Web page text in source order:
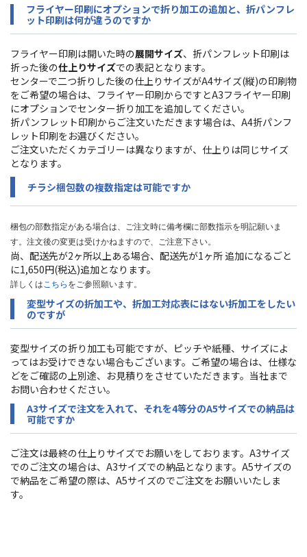
フライヤー印刷にオプションで折り加工の追加と、折パンフレ
ット印刷は何が違うのですか
フライヤー印刷は開いた時の展開サイズ、折パンフレット印刷は
折った後の仕上りサイズでの表記となります。
センターで二つ折りした後の仕上りサイズがA4サイズ(縦)の印刷物
をご希望の場合は、フライヤー印刷からですとA3フライヤー印刷
にオプションでセンター折り加工を追加してください。
折パンフレット印刷からご注文いただきます場合は、A4折パンフ
レット印刷をお選びください。
ご注文いただくカテゴリーは異なりますが、仕上りは同じサイズ
となります。
チラシ梱包数の複数指定は可能ですか
梱包の部数指定がある場合は、ご注文時に備考欄に部数指示を明記願いま
す。 注文後の変更は受けかねますので、ご注意下さい。
尚、配送先が2ヶ所以上ある場合、配送先が1ヶ所 追加になるごと
に1,650円(税込)追加となります。
詳しくはこちら をご参照願います。
変型サイズの折加工や、折加工対応表にはない折加工をしたい
のですが
変型サイズの折り加工も可能ですが、ピッチや紙種、サイズによ
ってはお受けできない場合もございます。ご希望の場合は、 仕様な
どをご確認の上別途、お見積りをさせていただきます。当社まで
お問い合わせください。
A3サイズで注文を入れて、それを4等分のA5サイズでの納品は
可能ですか
ご注文は最終の仕上りサイズでお願いをしております。A3サイズ
でのご注文の場合は、 A3サイズでの納品となります。A5サイズの
で納品をご希望の際は、A5サイズのでご注文をお願いいたしま
す。